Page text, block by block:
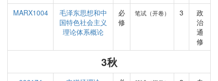
MARX1004
毛泽东思想和中
国特色社会主义
理论体系概论
必
修
笔试（开卷） 3
政
治
通
修
3秋